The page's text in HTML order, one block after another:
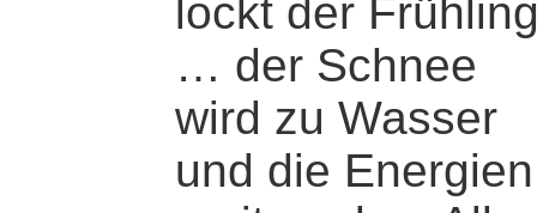
lockt der
… der Schnee
wird zu Wasser
und die Energien